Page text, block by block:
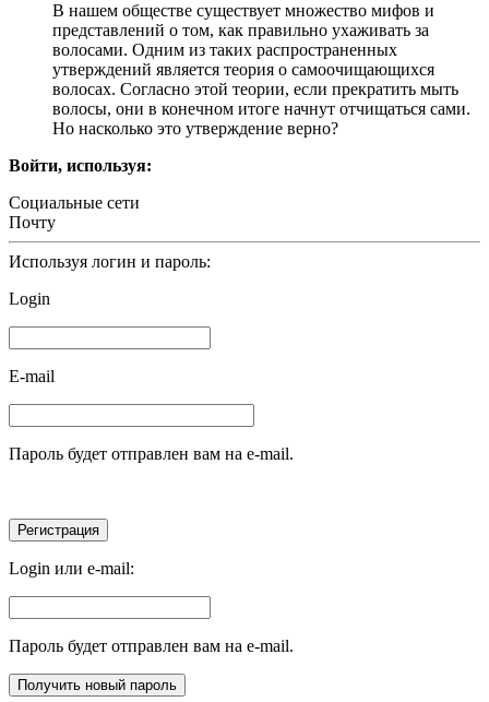
В нашем обществе существует множество мифов и
представлений о том, как правильно ухаживать за
волосами. Одним из таких распространенных
утверждений является теория о самоочищающихся
волосах. Согласно этой теории, если прекратить мыть
волосы, они в конечном итоге начнут отчищаться сами.
Но насколько это утверждение верно?
Войти, используя:
Социальные сети
Почту
Используя логин и пароль:
Login
E-mail
Пароль будет отправлен вам на e-mail.
Login или e-mail:
Пароль будет отправлен вам на e-mail.